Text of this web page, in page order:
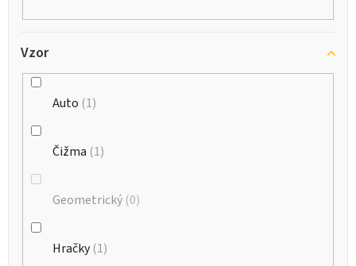
Vzor
Auto 1
Čižma 1
Geometrický 0
Hračky 1